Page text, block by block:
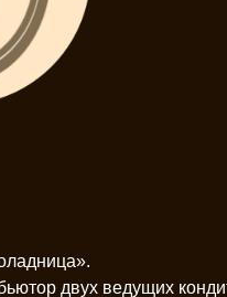
двух ведущих